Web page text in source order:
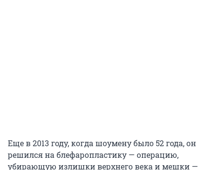
Еще в 2013 году, когда шоумену было 52 года, он
решился на блефаропластику — операцию,
убирающую излишки верхнего века и мешки —